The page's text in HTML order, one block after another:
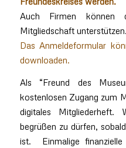
Auch Firmen können
Mitgliedschaft unterstützen.
Das Anmeldeformular
downloaden.
Als “Freund des
kostenlosen Zugang zum
digitales
begrüßen zu dürfen,
ist. Einmalige finanzielle